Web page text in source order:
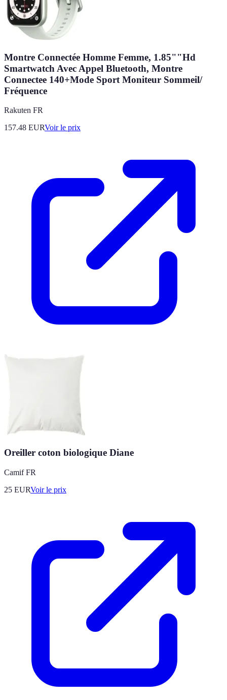
Montre Connectée Homme Femme, 1.85""Hd
Smartwatch Avec Appel Bluetooth, Montre
Connectee 140+Mode Sport Moniteur Sommeil/
Fréquence
Rakuten FR
157.48 EURVoir le prix
Oreiller coton biologique Diane
Camif FR
25 EURVoir le prix